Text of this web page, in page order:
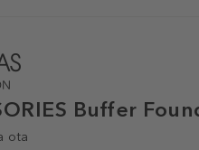
Buffer
ota